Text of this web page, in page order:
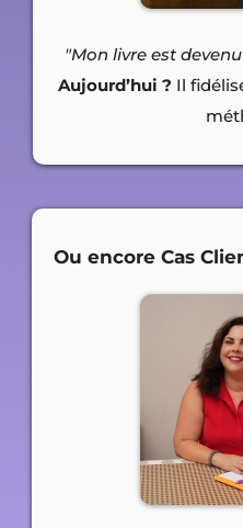
"Mon livre est
Aujourd’hui ? Il
Ou encore Cas